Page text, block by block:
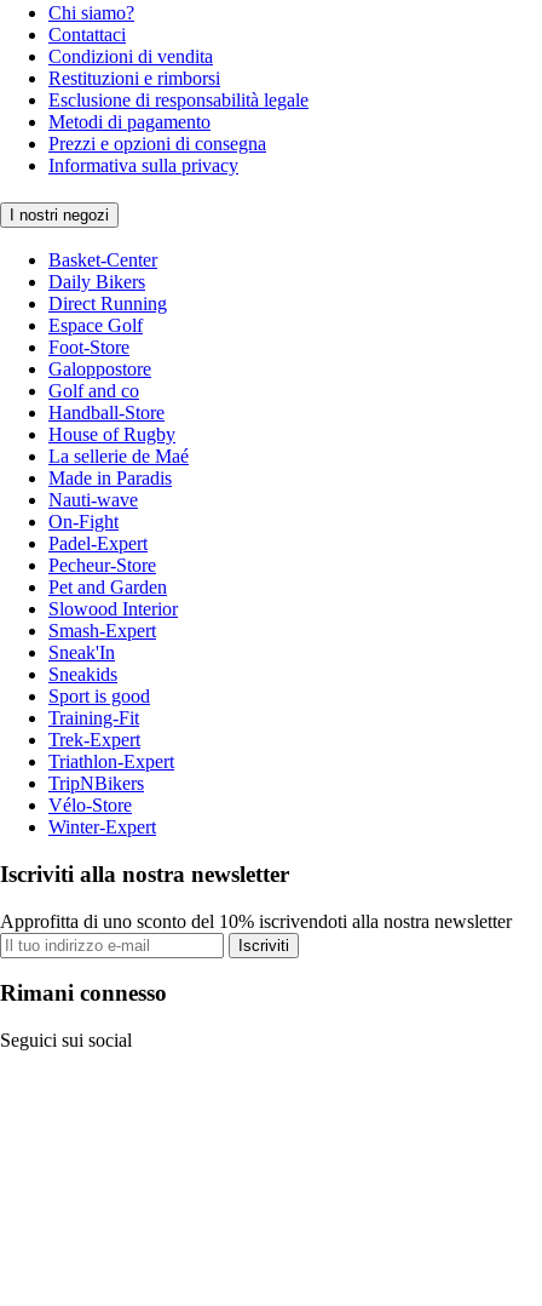
Chi siamo?
Contattaci
Condizioni di vendita
Restituzioni e rimborsi
Esclusione di responsabilità legale
Metodi di pagamento
Prezzi e opzioni di consegna
Informativa sulla privacy
I nostri negozi
Basket-Center
Daily Bikers
Direct Running
Espace Golf
Foot-Store
Galoppostore
Golf and co
Handball-Store
House of Rugby
La sellerie de Maé
Made in Paradis
Nauti-wave
On-Fight
Padel-Expert
Pecheur-Store
Pet and Garden
Slowood Interior
Smash-Expert
Sneak'In
Sneakids
Sport is good
Training-Fit
Trek-Expert
Triathlon-Expert
TripNBikers
Vélo-Store
Winter-Expert
Iscriviti alla nostra newsletter
Approfitta di uno sconto del 10% iscrivendoti alla nostra newsletter
Iscriviti
Rimani connesso
Seguici sui social